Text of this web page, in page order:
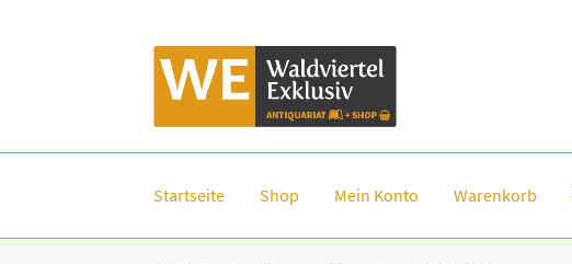
Zur
Navigation
Zum
Inhalt
Startseite Shop Mein Konto Warenkorb